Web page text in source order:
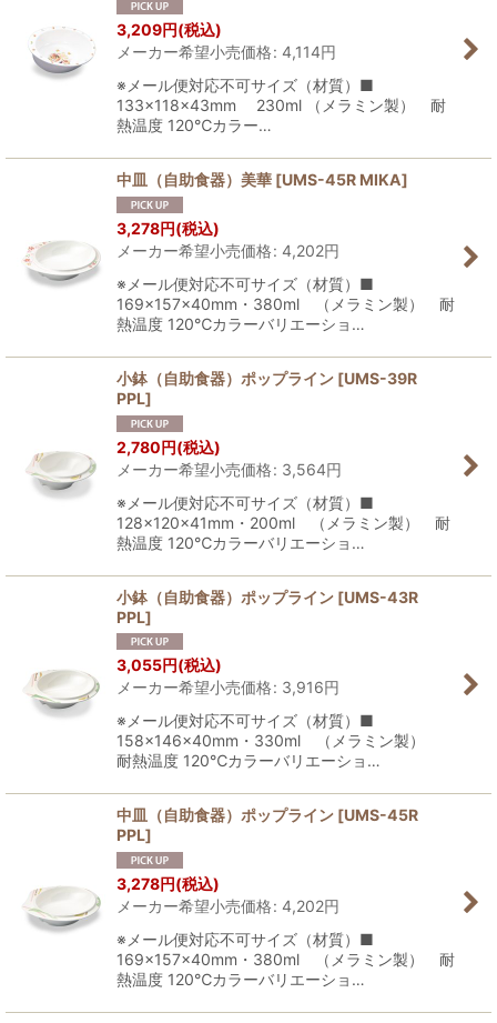
3,209円(税込)
メーカー希望小売価格: 4,114円
※メール便対応不可サイズ（材質）■
133×118×43mm 230ml （メラミン製） 耐
熱温度 120℃カラー…
中皿（自助食器）美華 [UMS-45R MIKA]
3,278円(税込)
メーカー希望小売価格: 4,202円
※メール便対応不可サイズ（材質）■
169×157×40mm・380ml （メラミン製） 耐
熱温度 120℃カラーバリエーショ…
小鉢（自助食器）ポップライン [UMS-39R
PPL]
2,780円(税込)
メーカー希望小売価格: 3,564円
※メール便対応不可サイズ（材質）■
128×120×41mm・200ml （メラミン製） 耐
熱温度 120℃カラーバリエーショ…
小鉢（自助食器）ポップライン [UMS-43R
PPL]
3,055円(税込)
メーカー希望小売価格: 3,916円
※メール便対応不可サイズ（材質）■
158×146×40mm・330ml （メラミン製）
耐熱温度 120℃カラーバリエーショ…
中皿（自助食器）ポップライン [UMS-45R
PPL]
3,278円(税込)
メーカー希望小売価格: 4,202円
※メール便対応不可サイズ（材質）■
169×157×40mm・380ml （メラミン製） 耐
熱温度 120℃カラーバリエーショ…